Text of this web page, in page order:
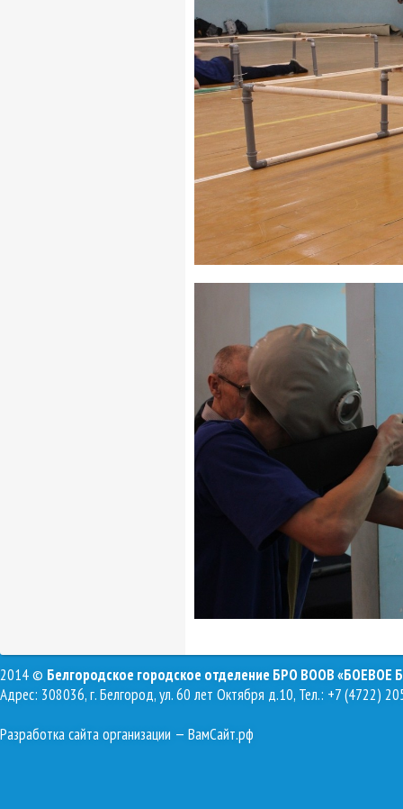
2014 © Белгородское городское отделение БРО ВООВ «БОЕВОЕ
Адрес: 308036, г. Белгород, ул. 60 лет Октября д.10, Тел.: +7 (4722)
Разработка сайта организации — ВамСайт.рф